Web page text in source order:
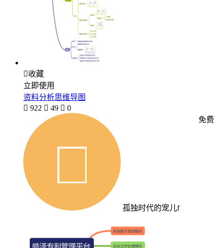
收藏
立即使用
资料分析思维导图
 922  49  0
孤独时代的宠儿f
免费